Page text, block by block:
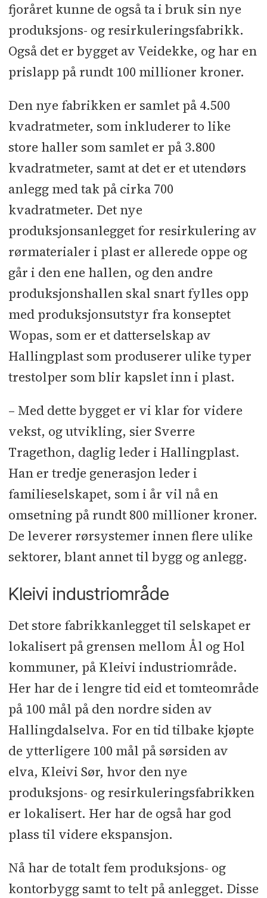
Rådgivere:RIB, RIBfy, BIM-
koordinator: WSPlRIBr: SOS
BrannconsultlRIE: Norconsultl RIV:
HR ProsjektlRIVsp: Intec Norge Østl
Sideentreprise:Grunn- og
utomhusarbeider: Hallingdal Pukk
og Grus
Underentreprenører og
leverandører:Glassfasader, hoved­
trapp, rekkverk, aluminiumsdører:
SagstuenlFasader, stål­arbeider:
Straye Stål lGulv på grunn: Tiller-
VimeklTak­tekking og isolering:
Straye TaklLås, beslag og
adgangskontroll: Certegol
Betongelementer trafo: Loe Betong­
elementerlRadonsperre og
Elektro: Elektroservice Hallingdal
InstallasjonlRør og varme: VVS-
MiljølVentilasjon og automatikk:
HamstadlDører og rister trafo: Møre
TrafolInstallasjon tavlerom: Blix
DatagulvlBeslagsarbeid sokler:
Blikkhuset HallingdallHimlinger,
veggplater, pullerter ved porter:
DaloclPorter: Assa Abloy Entrance
Malermester Kjell RygglMur- og
pussarbeider: Murmester Markussen
lStåltrapp mesanin, pullerter ved
kaldlager: HymeclRister/lokk over
kanaler gulv: Sørbøen Bygg og
LandbruklFerdigbetong: Hallingdal
BetonglBranntetting: Kinneberg
Bygg og Brannsikring
fjoråret kunne de også ta i bruk sin nye
produksjons- og resirkuleringsfabrikk.
Også det er bygget av Veidekke, og har en
prislapp på rundt 100 millioner kroner.
Den nye fabrikken er samlet på 4.500
kvadratmeter, som inkluderer to like
store haller som samlet er på 3.800
kvadratmeter, samt at det er et utendørs
anlegg med tak på cirka 700
kvadratmeter. Det nye
produksjonsanlegget for resirkulering av
rørmaterialer i plast er allerede oppe og
går i den ene hallen, og den andre
produksjonshallen skal snart fylles opp
med produksjonsutstyr fra konseptet
Wopas, som er et datterselskap av
Hallingplast som produserer ulike typer
trestolper som blir kapslet inn i plast.
– Med dette bygget er vi klar for videre
vekst, og utvikling, sier Sverre
Tragethon, daglig leder i Hallingplast.
Han er tredje generasjon leder i
familieselskapet, som i år vil nå en
omsetning på rundt 800 millioner kroner.
De leverer rørsystemer innen flere ulike
sektorer, blant annet til bygg og anlegg.
Kleivi industriområde
Det store fabrikkanlegget til selskapet er
lokalisert på grensen mellom Ål og Hol
kommuner, på Kleivi industriområde.
Her har de i lengre tid eid et tomteområde
på 100 mål på den nordre siden av
Hallingdalselva. For en tid tilbake kjøpte
de ytterligere 100 mål på sørsiden av
elva, Kleivi Sør, hvor den nye
produksjons- og resirkuleringsfabrikken
er lokalisert. Her har de også har god
plass til videre ekspansjon.
Nå har de totalt fem produksjons- og
kontorbygg samt to telt på anlegget. Disse